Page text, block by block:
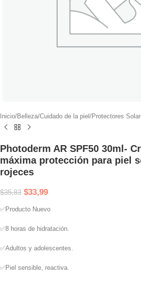
Inicio/Belleza/Cuidado de la piel /Protectores
Photoderm AR SPF50 30ml-
máxima protección para piel
rojeces
$35,83 $33,99
✅Producto Nuevo
✅8 horas de hidratación.
✅Adultos y adolescentes.
✅Piel sensible, reactiva.